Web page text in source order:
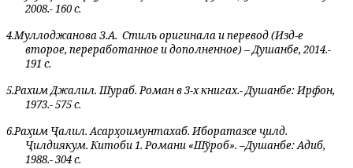
2008.-160 с.
4.Муллоджанова З.А. Стиль оригинала и перевод (Изд-е
второе, переработанное и дополненное) – Душанбе, 2014.-
191 с.
5.Рахим Джалил. Шураб. Роман в 3-х книгах.- Душанбе: Ирфон,
1973.- 575 с.
6.Раҳим Ҷалил. Асарҳоимунтахаб.Иборатазсеҷилд.
Ҷилдиякум. Китоби 1. Романи «Шўроб». –Душанбе:Адиб,
1988.- 304 с.